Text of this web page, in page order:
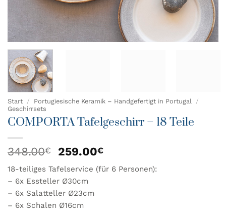
Start / Portugiesische Keramik – Handgefertigt in Portugal
/
Geschirrsets
COMPORTA Tafelgeschirr – 18 Teile
348.00€
Ursprünglicher
war:
348.00€
259.00€Aktueller
ist:
18-teiliges Tafelservice (für 6 Personen):
– 6x Essteller Ø30cm
– 6x Salatteller Ø23cm
– 6x Schalen Ø16cm